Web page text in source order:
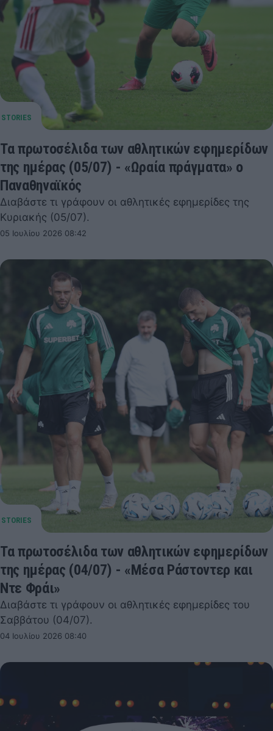
Τα πρωτοσέλιδα των αθλητικών εφημερίδων
της ημέρας (05/07) - «Ωραία πράγματα» ο
Παναθηναϊκός
Διαβάστε τι γράφουν οι αθλητικές εφημερίδες της
Κυριακής (05/07).
05 Ιουλίου 2026 08:42
Τα πρωτοσέλιδα των αθλητικών εφημερίδων
της ημέρας (04/07) - «Μέσα Ράστοντερ και
Ντε Φράι»
Διαβάστε τι γράφουν οι αθλητικές εφημερίδες του
Σαββάτου (04/07).
04 Ιουλίου 2026 08:40